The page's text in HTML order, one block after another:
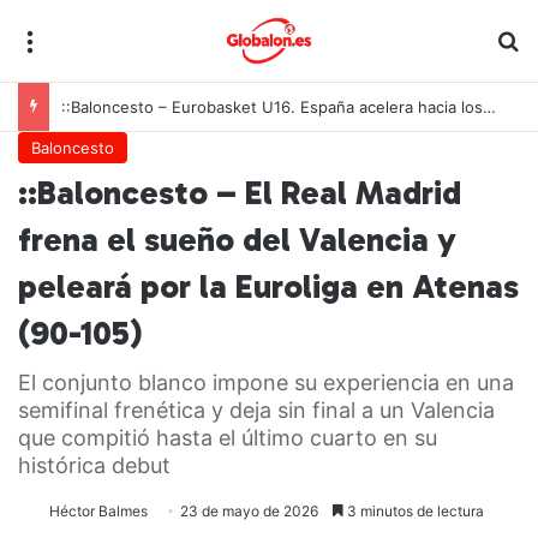
::Baloncesto – Eurobasket U16. España acelera hacia los octavos tras una exhibición colectiva ante Georgia
Baloncesto
::Baloncesto – El Real Madrid
frena el sueño del Valencia y
peleará por la Euroliga en Atenas
(90-105)
El conjunto blanco impone su experiencia en una
semifinal frenética y deja sin final a un Valencia
que compitió hasta el último cuarto en su
histórica debut
Héctor Balmes 23 de mayo de 2026 3 minutos de lectura